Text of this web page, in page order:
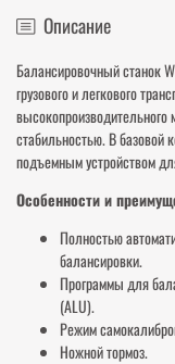
Описание
Балансировочный станок
грузового и легкового
стабильностью. В базовой
подъемным устройством
Особенности и
Полностью
балансировки.
Программы для
(ALU).
Режим
Ножной тормоз.